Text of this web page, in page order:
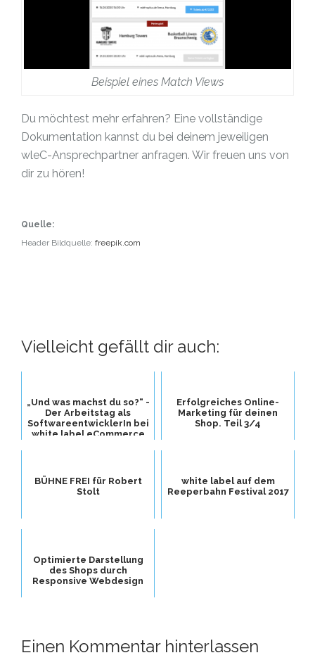
Beispiel eines Match Views
Du möchtest mehr erfahren? Eine vollständige
Dokumentation kannst du bei deinem jeweiligen
wleC-Ansprechpartner anfragen. Wir freuen uns von
dir zu hören!
Quelle:
Header Bildquelle: freepik.com
Vielleicht gefällt dir auch:
„Und was machst du so?“ -
Der Arbeitstag als
SoftwareentwicklerIn bei
white label eCommerce
Erfolgreiches Online-
Marketing für deinen
Shop. Teil 3/4
BÜHNE FREI für Robert
Stolt
white label auf dem
Reeperbahn Festival 2017
Optimierte Darstellung
des Shops durch
Responsive Webdesign
Einen Kommentar hinterlassen